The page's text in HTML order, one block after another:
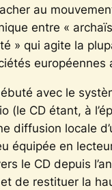
au
entre «
» qui agite la
européennes
avec le
(le CD étant, à
diffusion locale
équipée en
le CD depuis
de restituer la